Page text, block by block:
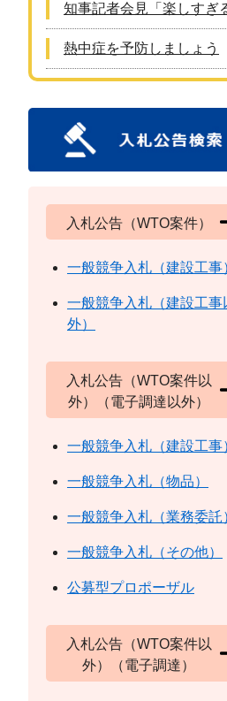
知事記者会見「楽しすぎ
熱中症を予防しましょう
入札公告（WTO案件）
一般競争入札（建設工事
一般競争入札（建設工事
外）
入札公告（WTO案件以
外）（電子調達以外）
一般競争入札（建設工事
一般競争入札（物品）
一般競争入札（業務委託
一般競争入札（その他）
公募型プロポーザル
入札公告（WTO案件以
外）（電子調達）